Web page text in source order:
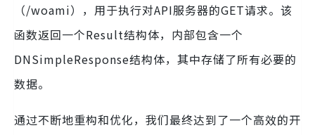
（/woami），用于执行对API服务器的GET请求。该
函数返回一个Result结构体，内部包含一个
DNSimpleResponse结构体，其中存储了所有必要的
数据。
通过不断地重构和优化，我们最终达到了一个高效的开